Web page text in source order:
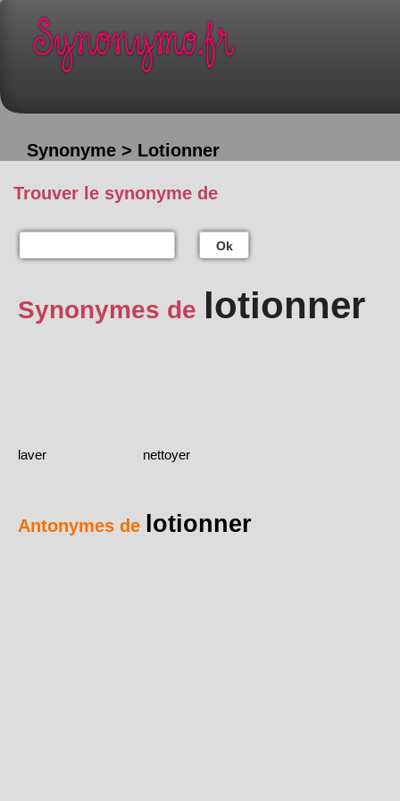
Synonyme > Lotionner
Trouver le synonyme de
Ok
Synonymes de lotionner
laver nettoyer
Antonymes de lotionner